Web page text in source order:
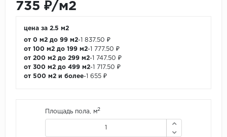
735 ₽/м2
цена за 2.5 м2
от 0 м2 до 99 м2-1 837.50 ₽
от 100 м2 до 199 м2-1 777.50 ₽
от 200 м2 до 299 м2-1 747.50 ₽
от 300 м2 до 499 м2-1 717.50 ₽
от 500 м2 и более-1 655 ₽
Площадь пола, м2